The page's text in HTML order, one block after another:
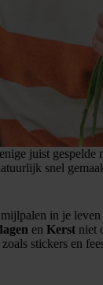
juist gespelde
snel
in je leven
en Kerst niet
stickers en